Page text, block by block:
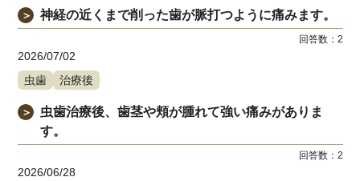
＞ 神経の近くまで削った歯が脈打つように痛みます。
回答数： 2
2026/07/02
虫歯
治療後
＞
虫歯治療後、歯茎や頬が腫れて強い痛みがありま
す。
回答数： 2
2026/06/28